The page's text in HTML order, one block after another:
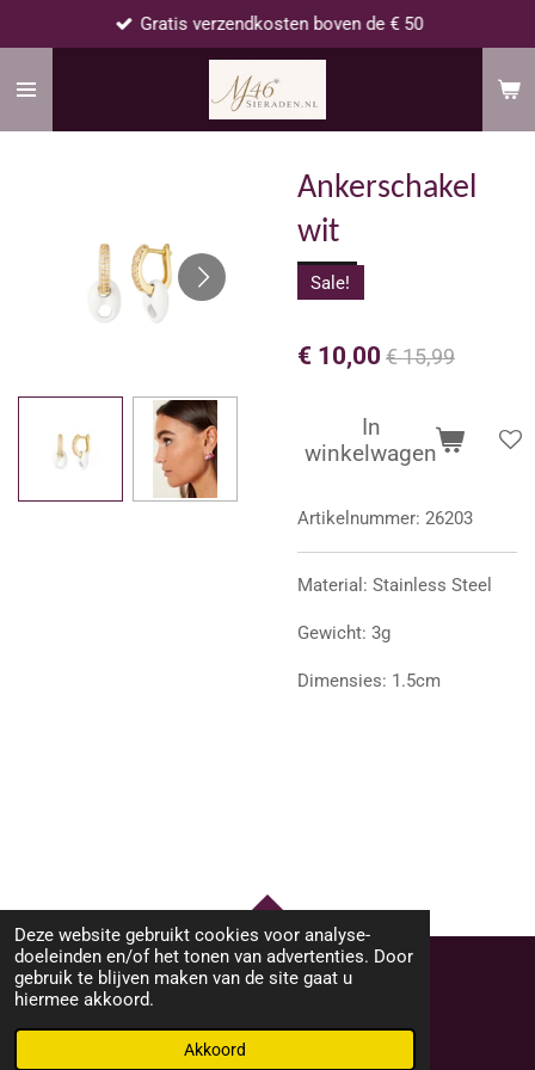
Deze website gebruikt cookies voor analyse-
doeleinden en/of het tonen van advertenties. Door
gebruik te blijven maken van de site gaat u
hiermee akkoord.
Akkoord
naar
Gratis verzendkosten boven de € 50
Ankerschakel
wit
Sale!
€ 10,00 € 15,99
In
winkelwagen
Artikelnummer: 26203
Material: Stainless Steel
Gewicht: 3g
Dimensies: 1.5cm
TOP
© 2023 - 2026 M46Sieraden
Powered byJouwWeb